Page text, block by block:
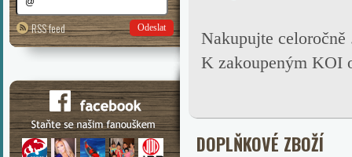
RSS feed Odeslat
Nakupujte
K zakoupeným KOI
DOPLŇKOVÉ ZBOŽÍ